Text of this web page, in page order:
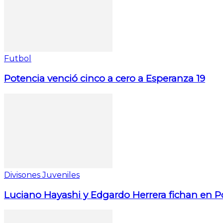
Futbol
Potencia venció cinco a cero a Esperanza 19
Divisones Juveniles
Luciano Hayashi y Edgardo Herrera fichan en